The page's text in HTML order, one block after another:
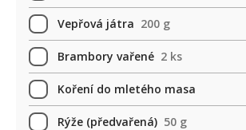
Vepřová játra 200 g
Brambory vařené 2 ks
Koření do mletého masa
Rýže (předvařená) 50 g